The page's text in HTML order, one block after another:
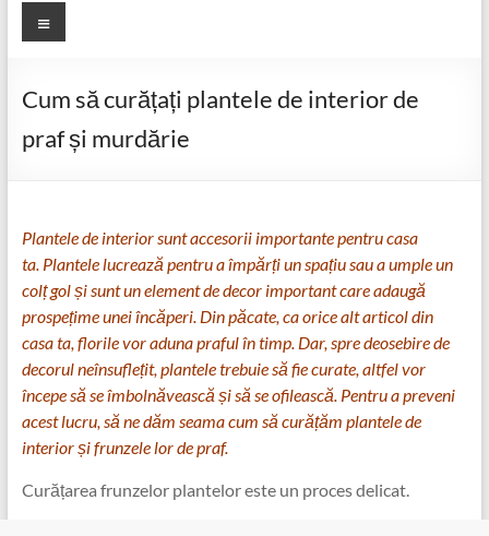
Meniu
Cum să curățați plantele de interior de
praf și murdărie
Plantele de interior sunt accesorii importante pentru casa
ta. Plantele lucrează pentru a împărți un spațiu sau a umple un
colț gol și sunt un element de decor important care adaugă
prospețime unei încăperi. Din păcate, ca orice alt articol din
casa ta, florile vor aduna praful în timp. Dar, spre deosebire de
decorul neînsuflețit, plantele trebuie să fie curate, altfel vor
începe să se îmbolnăvească și să se ofilească. Pentru a preveni
acest lucru, să ne dăm seama cum să curățăm plantele de
interior și frunzele lor de praf.
Curățarea frunzelor plantelor este un proces delicat.